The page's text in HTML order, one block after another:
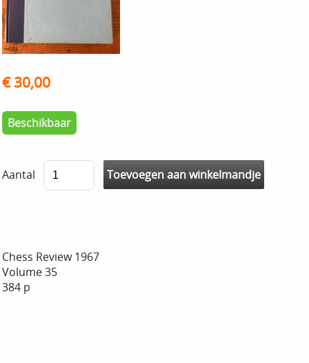
€ 30,00
Beschikbaar
Aantal
Chess Review 1967
Volume 35
384 p